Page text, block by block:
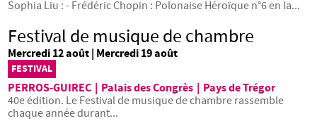
Sophia Liu : - Frédéric Chopin : Polonaise Héroïque n°6 en la...
Festival de musique de chambre
Mercredi 12 août | Mercredi 19 août
FESTIVAL
PERROS-GUIREC Palais des Congrès
Pays de Trégor
40e édition. Le Festival de musique de chambre rassemble
chaque année durant...